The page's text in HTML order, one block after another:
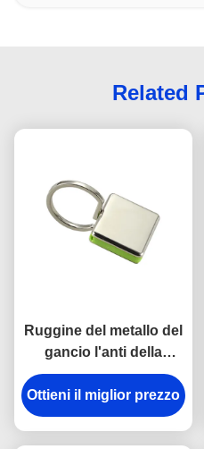
Related
Ruggine del metallo del
gancio l'anti della
catena chiave della
rottura in lega di zinco
del supporto ha inciso
Ottieni il miglior prezzo